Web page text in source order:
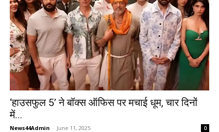
‘हाउसफुल 5’ ने बॉक्स ऑफिस पर मचाई धूम, चार दिनों
में...
News44Admin - June 11, 2025 0